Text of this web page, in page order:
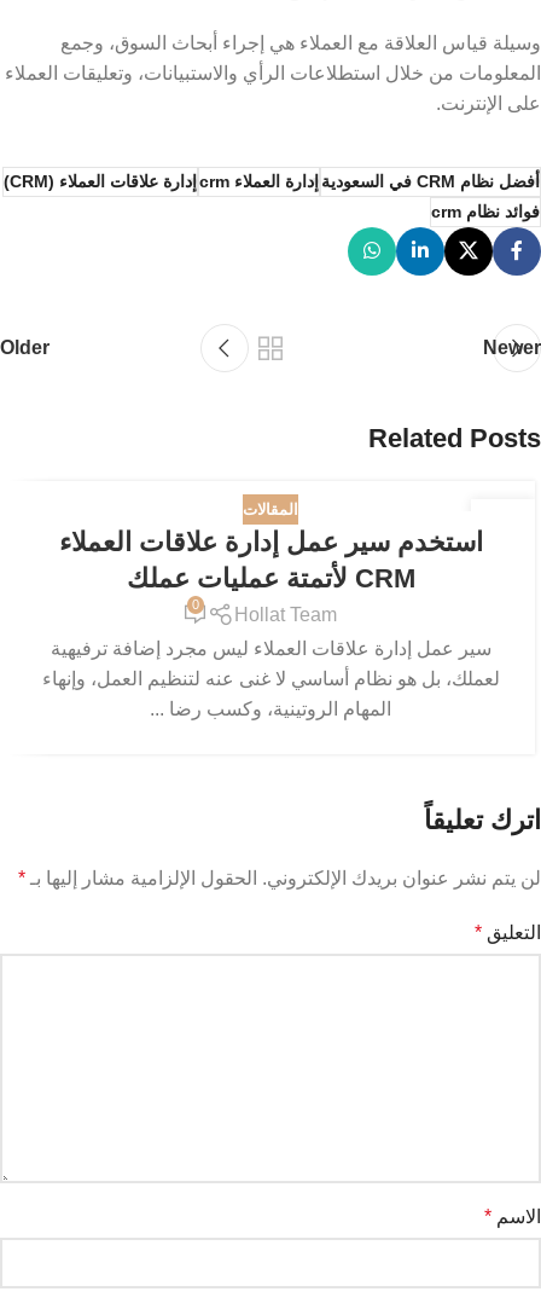
وسيلة قياس العلاقة مع العملاء هي إجراء أبحاث السوق، وجمع
المعلومات من خلال استطلاعات الرأي والاستبيانات، وتعليقات العملاء
على الإنترنت.
أفضل نظام CRM في السعودية إدارة العملاء crm
إدارة علاقات العملاء (CRM)
فوائد نظام crm
Newer
Older
Related Posts
المقالات
استخدم سير عمل إدارة علاقات العملاء
CRM لأتمتة عمليات عملك
Hollat Team
0
سير عمل إدارة علاقات العملاء ليس مجرد إضافة ترفيهية
لعملك، بل هو نظام أساسي لا غنى عنه لتنظيم العمل، وإنهاء
المهام الروتينية، وكسب رضا ...
اترك تعليقاً
لن يتم نشر عنوان بريدك الإلكتروني. الحقول الإلزامية مشار إليها بـ *
التعليق *
الاسم *